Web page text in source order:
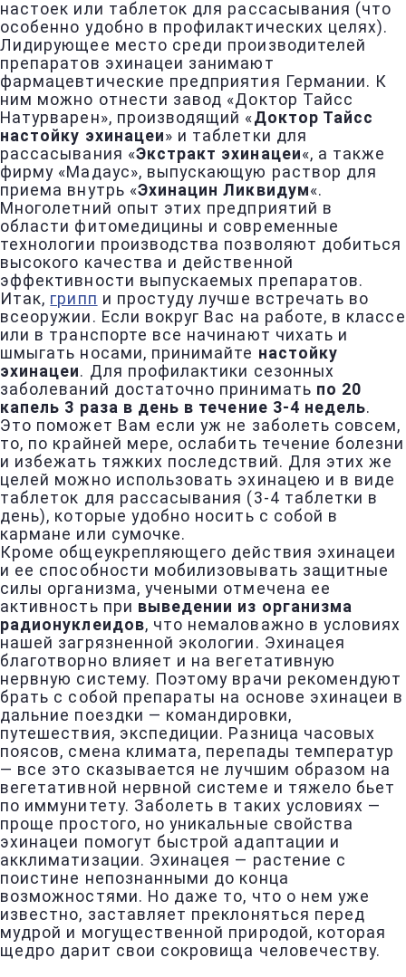
настоек или таблеток для рассасывания (что
особенно удобно в профилактических целях).
Лидирующее место среди производителей
препаратов эхинацеи занимают
фармацевтические предприятия Германии. К
ним можно отнести завод «Доктор Тайсс
Натурварен», производящий «Доктор Тайсс
настойку эхинацеи» и таблетки для
рассасывания «Экстракт эхинацеи«, а также
фирму «Мадаус», выпускающую раствор для
приема внутрь «Эхинацин Ликвидум«.
Многолетний опыт этих предприятий в
области фитомедицины и современные
технологии производства позволяют добиться
высокого качества и действенной
эффективности выпускаемых препаратов.
Итак, грипп и простуду лучше встречать во
всеоружии. Если вокруг Вас на работе, в классе
или в транспорте все начинают чихать и
шмыгать носами, принимайте настойку
эхинацеи. Для профилактики сезонных
заболеваний достаточно принимать по 20
капель 3 раза в день в течение 3-4 недель.
Это поможет Вам если уж не заболеть совсем,
то, по крайней мере, ослабить течение болезни
и избежать тяжких последствий. Для этих же
целей можно использовать эхинацею и в виде
таблеток для рассасывания (3-4 таблетки в
день), которые удобно носить с собой в
кармане или сумочке.
Кроме общеукрепляющего действия эхинацеи
и ее способности мобилизовывать защитные
силы организма, учеными отмечена ее
активность при выведении из организма
радионуклеидов, что немаловажно в условиях
нашей загрязненной экологии. Эхинацея
благотворно влияет и на вегетативную
нервную систему. Поэтому врачи рекомендуют
брать с собой препараты на основе эхинацеи в
дальние поездки — командировки,
путешествия, экспедиции. Разница часовых
поясов, смена климата, перепады температур
— все это сказывается не лучшим образом на
вегетативной нервной системе и тяжело бьет
по иммунитету. Заболеть в таких условиях —
проще простого, но уникальные свойства
эхинацеи помогут быстрой адаптации и
акклиматизации. Эхинацея — растение с
поистине непознанными до конца
возможностями. Но даже то, что о нем уже
известно, заставляет преклоняться перед
мудрой и могущественной природой, которая
щедро дарит свои сокровища человечеству.